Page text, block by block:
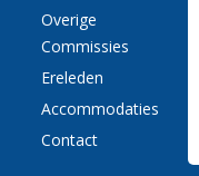
Overige
Commissies
Ereleden
Accommodaties
Contact